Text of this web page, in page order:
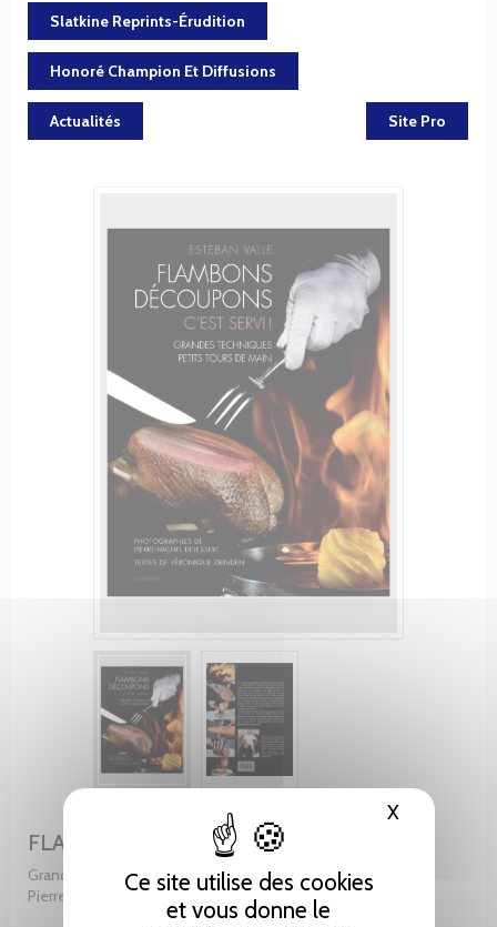
Ce site utilise des cookies
et vous donne le
XMasquer
Slatkine Reprints-Érudition
Honoré Champion Et Diffusions
Actualités Site Pro
FLAMBONS DECOUPONS C'EST SERVI !
Grandes techniques, petits tours de main. Photograhies de
Pierre-Michel Delessert. Textes de Véronique Zbinden